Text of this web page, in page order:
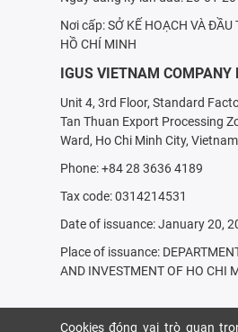
Nơi cấp: SỞ KẾ HOẠCH VÀ ÐẦU
HỒ CHÍ MINH
IGUS VIETNAM COMPANY
Unit 4, 3rd Floor, Standard
Tan Thuan Export Processing
Ward, Ho Chi Minh City, Vietnam
Phone: +84 28 3636 4189
Tax code: 0314214531
Date of issuance: January 20,
Place of issuance:
AND INVESTMENT OF HO CHI
Cookies đóng vai trò quan